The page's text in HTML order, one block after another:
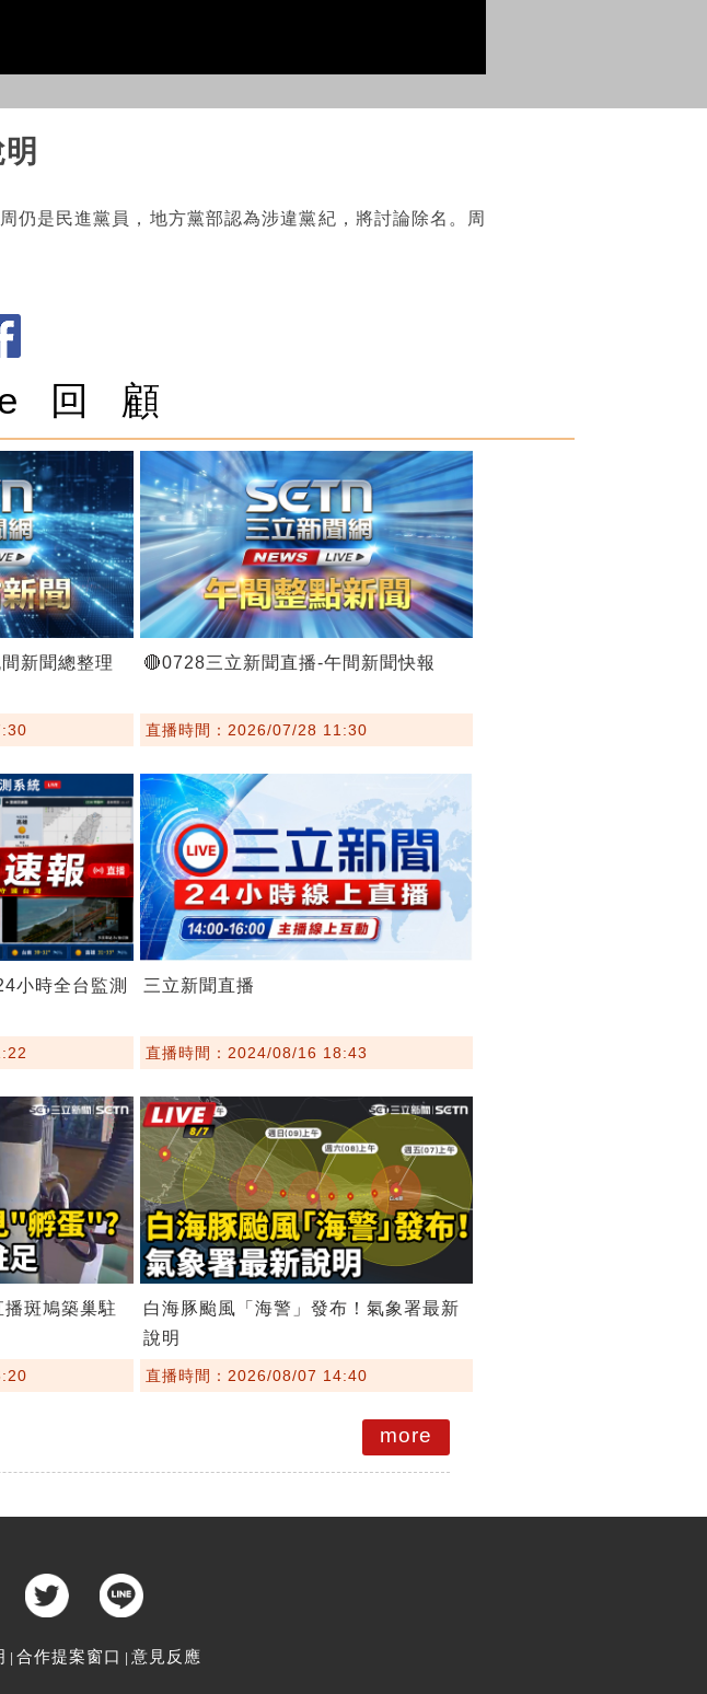
仍是民進黨員，地方黨部認為涉違黨紀，將討論除名。周
回 顧
新聞總整理 🔴0728三立新聞直播-午間新聞快報
直播時間：2026/07/28 11:30
小時全台監測 三立新聞直播
直播時間：2024/08/16 18:43
斑鳩築巢駐
白海豚颱風「海警」發布！氣象署最新
說明
直播時間：2026/08/07 14:40
more
合作提案窗口 意見反應